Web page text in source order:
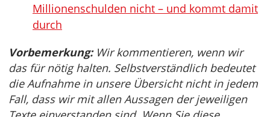
Millionenschulden nicht – und kommt damit
durch
Vorbemerkung:Wir kommentieren, wenn wir
das für nötig halten. Selbstverständlich bedeutet
die Aufnahme in unsere Übersicht nicht in jedem
Fall, dass wir mit allen Aussagen der jeweiligen